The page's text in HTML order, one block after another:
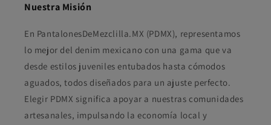
Nuestra Misión
En PantalonesDeMezclilla.MX (PDMX), representamos
lo mejor del denim mexicano con una gama que va
desde estilos juveniles entubados hasta cómodos
aguados, todos diseñados para un ajuste perfecto.
Elegir PDMX significa apoyar a nuestras comunidades
artesanales, impulsando la economía local y